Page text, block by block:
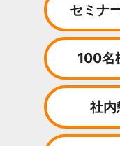
セミナ
100名
社内